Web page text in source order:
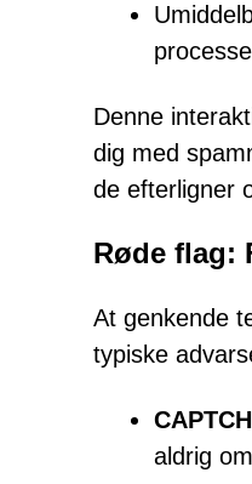
Denne
dig med
de efterligner
Røde flag:
At genkende
typiske
aldrig